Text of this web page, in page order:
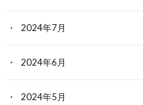
2024年7月
2024年6月
2024年5月